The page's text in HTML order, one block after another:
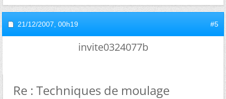
21/12/2007, 00h19 #5
invite0324077b
Re : Techniques de moulage